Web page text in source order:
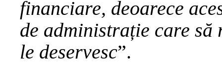
financiare, deoarece
de administrație care să
le deservesc”.